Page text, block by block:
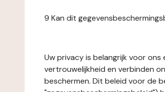
9 Kan dit
Uw privacy is belangrijk voor
vertrouwelijkheid en verbinden
beschermen. Dit beleid voor de